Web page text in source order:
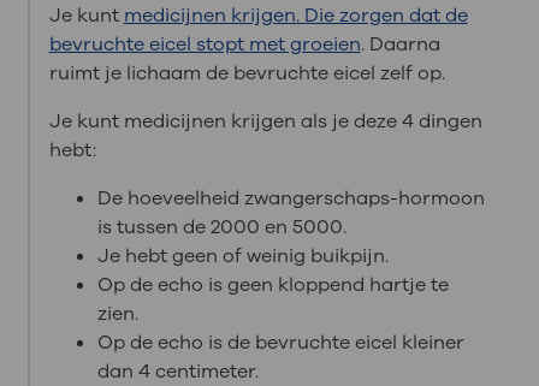
Je kunt medicijnen krijgen. Die zorgen dat de
bevruchte eicel stopt met groeien. Daarna
ruimt je lichaam de bevruchte eicel zelf op.
Je kunt medicijnen krijgen als je deze 4 dingen
hebt:
De hoeveelheid zwangerschaps-hormoon
is tussen de 2000 en 5000.
Je hebt geen of weinig buikpijn.
Op de echo is geen kloppend hartje te
zien.
Op de echo is de bevruchte eicel kleiner
dan 4 centimeter.